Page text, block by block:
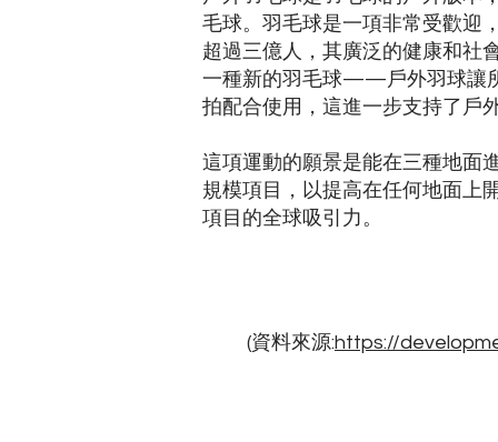
毛球。羽毛球是一項非常受歡迎
超過三億人，其廣泛的健康和社
一種新的羽毛球——戶外羽球讓
拍配合使用，這進一步支持了戶
這項運動的願景是能在三種地面
規模項目，以提高在任何地面上
項目的全球吸引力。
(​​資料來源:https://